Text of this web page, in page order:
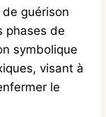
guérison
phases de
symbolique
visant à
le